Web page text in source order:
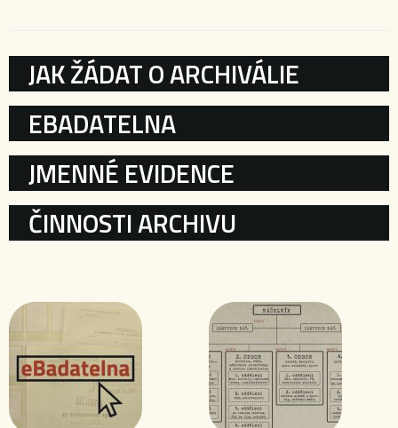
KATEGORIE
JAK ŽÁDAT O ARCHIVÁLIE
EBADATELNA
JMENNÉ EVIDENCE
ČINNOSTI ARCHIVU